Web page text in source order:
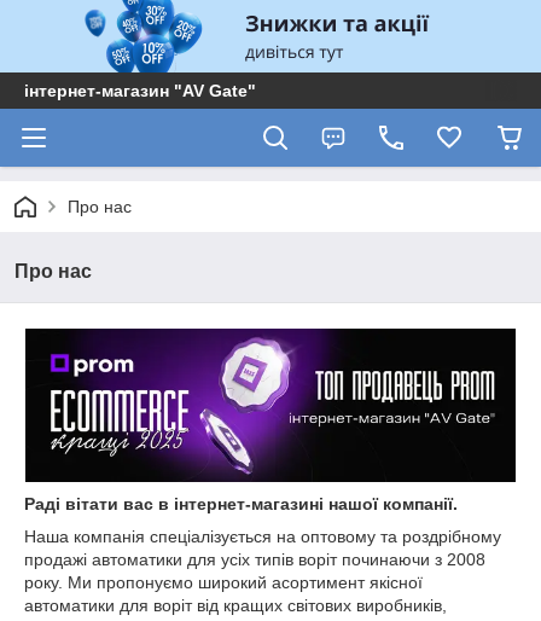
інтернет-магазин "AV Gate"
Про нас
Про нас
Раді вітати вас в інтернет-магазині нашої компанії.
Наша компанія спеціалізується на оптовому та роздрібному
продажі автоматики для усіх типів воріт починаючи з 2008
року. Ми пропонуємо широкий асортимент якісної
автоматики для воріт від кращих світових виробників,